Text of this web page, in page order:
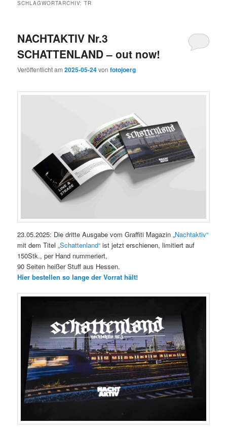
SCHLAGWORTARCHIV:TR
NACHTAKTIV Nr.3
SCHATTENLAND – out now!
Veröffentlicht am2025-05-24vonfotojoerg
23.05.2025: Die dritte Ausgabe vom Graffiti Magazin „Nachtaktiv“
mit dem Titel„Schattenland“ ist jetzt erschienen, limitiert auf
150Stk., per Hand nummeriert,
90 Seiten heißer Stuff aus Hessen.
Hier bestellen so lange der Vorrat hält!